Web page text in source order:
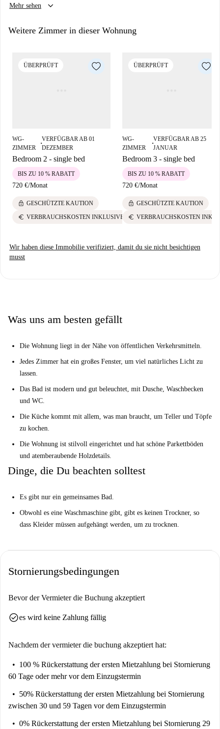
der Nähe.
Mehr sehen
keyboard_arrow_down
Weitere Zimmer in dieser Wohnung
ÜBERPRÜFT
WG-
ZIMMER
■
VERFÜGBAR AB 01
DEZEMBER
Bedroom 2 - single bed
720 €/Monat
BIS ZU 10 % RABATT
lock GESCHÜTZTE KAUTION
euro VERBRAUCHSKOSTEN INKLUSIVE
ÜBERPRÜFT
WG-
ZIMMER
■
VERFÜGBAR AB 25
JANUAR
Bedroom 3 - single bed
720 €/Monat
BIS ZU 10 % RABATT
lock GESCHÜTZTE KAUTION
euro VERBRAUCHSKOSTEN
Wir haben diese Immobilie verifiziert, damit du sie nicht besichtigen
musst
Was uns am besten gefällt
Die Wohnung liegt in der Nähe von öffentlichen Verkehrsmitteln.
Jedes Zimmer hat ein großes Fenster, um viel natürliches Licht zu
lassen.
Das Bad ist modern und gut beleuchtet, mit Dusche, Waschbecken
und WC.
Die Küche kommt mit allem, was man braucht, um Teller und Töpfe
zu kochen.
Die Wohnung ist stilvoll eingerichtet und hat schöne Parkettböden
und atemberaubende Holzdetails.
Dinge, die Du beachten solltest
Es gibt nur ein gemeinsames Bad.
Obwohl es eine Waschmaschine gibt, gibt es keinen Trockner, so
dass Kleider müssen aufgehängt werden, um zu trocknen.
Stornierungsbedingungen
Bevor der Vermieter die Buchung akzeptiert
check_circlees wird keine Zahlung fällig
Nachdem der vermieter die buchung akzeptiert hat:
100 % Rückerstattung der ersten Mietzahlung bei Stornierung
60 Tage oder mehr vor dem Einzugstermin
50% Rückerstattung der ersten Mietzahlung bei Stornierung
zwischen 30 und 59 Tagen vor dem Einzugstermin
0% Rückerstattung der ersten Mietzahlung bei Stornierung 29